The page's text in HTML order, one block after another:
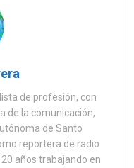
de profesión, con
de la comunicación,
de Santo
reportera de radio
años trabajando en